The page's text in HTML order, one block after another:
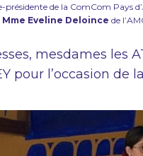
présidente de la ComCom Pays
Mme Eveline Deloince de
mesdames les
pour l’occasion de